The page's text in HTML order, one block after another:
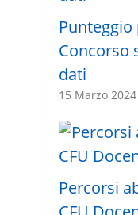
Concorso
dati
15 Marzo 2024
Percorsi